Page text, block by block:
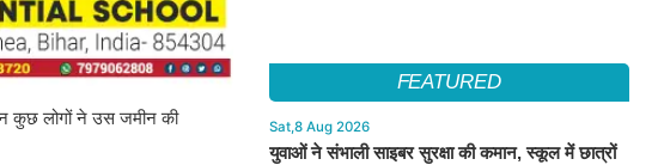
कुछ लोगों ने उस जमीन की
FEATURED
Sat,8 Aug 2026
युवाओं ने संभाली साइबर सुरक्षा की कमान, स्कूल में छात्रों